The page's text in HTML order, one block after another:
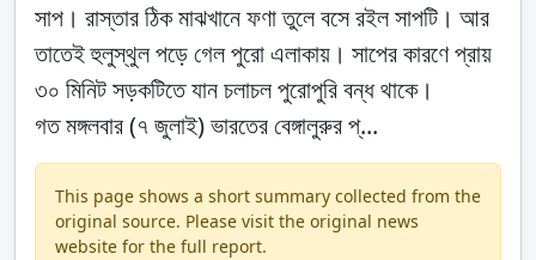
সাপ। রাস্তার ঠিক মাঝখানে ফণা তুলে বসে রইল সাপটি। আর
তাতেই হুলুস্থুল পড়ে গেল পুরো এলাকায়। সাপের কারণে প্রায়
৩০ মিনিট সড়কটিতে যান চলাচল পুরোপুরি বন্ধ থাকে।
গত মঙ্গলবার (৭ জুলাই) ভারতের বেঙ্গালুরুর প্...
This page shows a short summary collected from the
original source. Please visit the original news
website for the full report.